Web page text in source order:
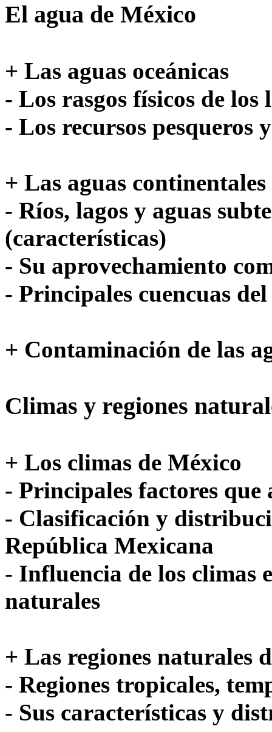
El agua de México
+ Las aguas oceánicas
- Los rasgos físicos de
- Los recursos pesqueros
+ Las aguas continentales
- Ríos, lagos y aguas
(características)
- Su aprovechamiento
- Principales cuencuas
+ Contaminación de las
Climas y regiones
+ Los climas de México
- Principales factores que
- Clasificación y
República Mexicana
- Influencia de los climas
naturales
+ Las regiones naturales
- Regiones tropicales,
- Sus características y